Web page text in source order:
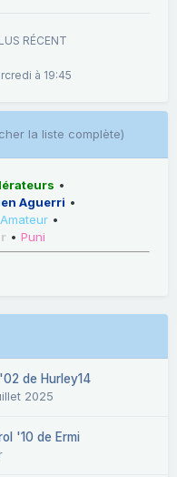
RÉCENT
à 19:45
la liste complète)
•
Aguerri •
•
• Puni
de Hurley14
2025
'10 de Ermi